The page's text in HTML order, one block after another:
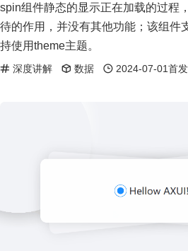
spin组件静态的显示正在加载的过程
待的作用，并没有其他功能；该组件
持使用theme主题。
深度讲解 数据 2024-07-01首